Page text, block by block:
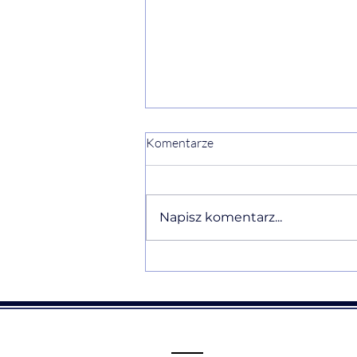
Traumie Straty i ałobie po
Komentarze
Napisz komentarz...